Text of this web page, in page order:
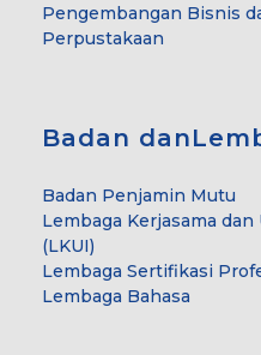
Pengembangan Bisnis
Perpustakaan
Badan
Badan Penjamin Mutu
Lembaga Kerjasama
(LKUI)
Lembaga Sertifikasi
Lembaga Bahasa